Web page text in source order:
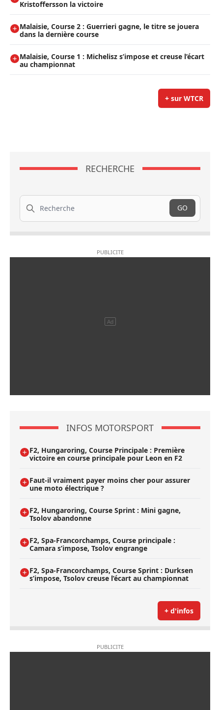
Kristoffersson la victoire
Malaisie, Course 2 : Guerrieri gagne, le titre se jouera
dans la dernière course
Malaisie, Course 1 : Michelisz s’impose et creuse l’écart
au championnat
+ sur WTCR
RECHERCHE
Recherche
GO
INFOS MOTORSPORT
F2, Hungaroring, Course Principale : Première
victoire en course principale pour Leon en F2
Faut-il vraiment payer moins cher pour assurer
une moto électrique ?
F2, Hungaroring, Course Sprint : Mini gagne,
Tsolov abandonne
F2, Spa-Francorchamps, Course principale :
Camara s’impose, Tsolov engrange
F2, Spa-Francorchamps, Course Sprint : Durksen
s’impose, Tsolov creuse l’écart au championnat
+ d'infos